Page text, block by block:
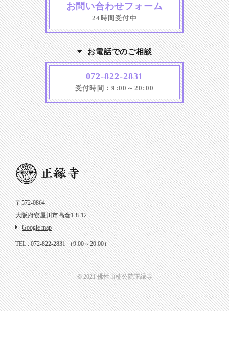
お問い合わせフォーム
24時間受付中
お電話でのご相談
072-822-2831
受付時間：9:00～20:00
〒572-0864
大阪府寝屋川市高倉1-8-12
Google map
TEL : 072-822-2831 （9:00～20:00）
© 2021 佛性山楠公院正縁寺